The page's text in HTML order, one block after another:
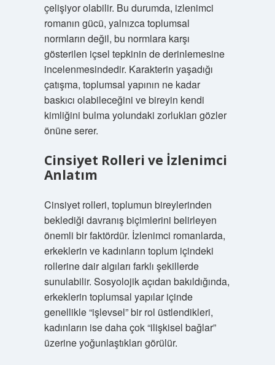
çelişiyor olabilir. Bu durumda, izlenimci
romanın gücü, yalnızca toplumsal
normların değil, bu normlara karşı
gösterilen içsel tepkinin de derinlemesine
incelenmesindedir. Karakterin yaşadığı
çatışma, toplumsal yapının ne kadar
baskıcı olabileceğini ve bireyin kendi
kimliğini bulma yolundaki zorlukları gözler
önüne serer.
Cinsiyet Rolleri ve İzlenimci
Anlatım
Cinsiyet rolleri, toplumun bireylerinden
beklediği davranış biçimlerini belirleyen
önemli bir faktördür. İzlenimci romanlarda,
erkeklerin ve kadınların toplum içindeki
rollerine dair algıları farklı şekillerde
sunulabilir. Sosyolojik açıdan bakıldığında,
erkeklerin toplumsal yapılar içinde
genellikle “işlevsel” bir rol üstlendikleri,
kadınların ise daha çok “ilişkisel bağlar”
üzerine yoğunlaştıkları görülür.